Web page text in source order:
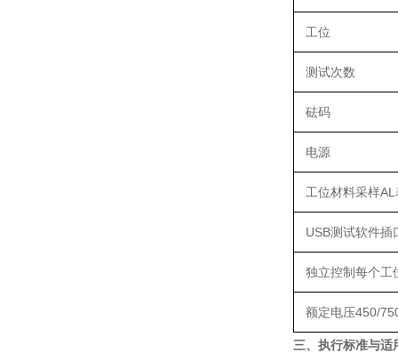
工位
测试次数
砝码
电源
工位材料采样
USB测试软件插
独立控制每个工
额定电压450/
三、执行标准与适